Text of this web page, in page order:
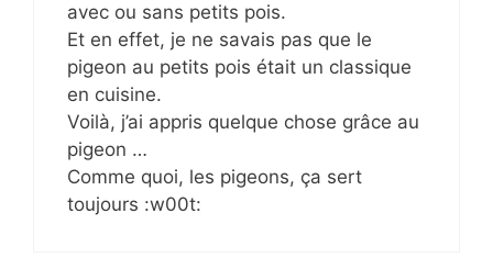
avec ou sans petits pois.
Et en effet, je ne savais pas que le
pigeon au petits pois était un classique
en cuisine.
Voilà, j’ai appris quelque chose grâce au
pigeon …
Comme quoi, les pigeons, ça sert
toujours :w00t: